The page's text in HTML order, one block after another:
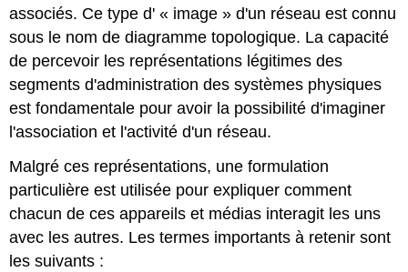
associés. Ce type d' « image » d'un réseau est connu
sous le nom de diagramme topologique. La capacité
de percevoir les représentations légitimes des
segments d'administration des systèmes physiques
est fondamentale pour avoir la possibilité d'imaginer
l'association et l'activité d'un réseau.
Malgré ces représentations, une formulation
particulière est utilisée pour expliquer comment
chacun de ces appareils et médias interagit les uns
avec les autres. Les termes importants à retenir sont
les suivants :